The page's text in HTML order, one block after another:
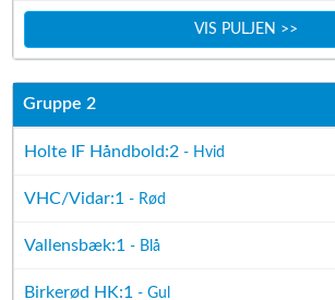
VIS PULJEN >>
Gruppe 2
Holte IF Håndbold:2 - Hvid
VHC/Vidar:1 - Rød
Vallensbæk:1 - Blå
Birkerød HK:1 - Gul